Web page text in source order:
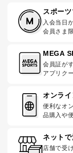
スポー
入会当日
会員さま
MEGA
会員証が
アプリク
オンラ
便利なオ
品購入や
ネット
店舗で受